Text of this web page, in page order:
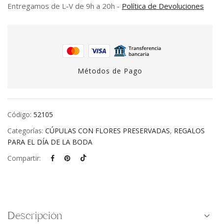
Entregamos de L-V de 9h a 20h - Política de Devoluciones
Métodos de Pago
Código: 52105
Categorías: CÚPULAS CON FLORES PRESERVADAS, REGALOS
PARA EL DÍA DE LA BODA
Compartir:
Descripción